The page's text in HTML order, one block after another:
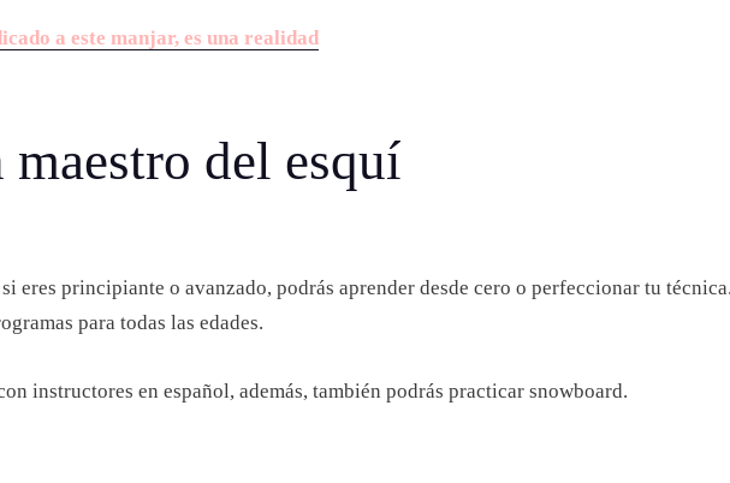
a este manjar, es una realidad
del esquí
eres principiante o avanzado, podrás aprender desde cero o perfeccionar tu
para todas las edades.
instructores en español, además, también podrás practicar snowboard.